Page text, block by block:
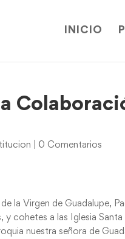
INICIO
0 Comentarios
la Virgen de Guadalupe,
cohetes a las Iglesia Santa
nuestra señora de